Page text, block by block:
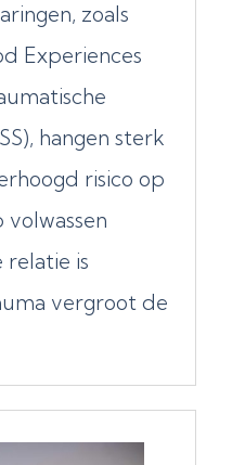
zoals
Experiences
hangen sterk
risico op
volwassen
relatie is
vergroot de